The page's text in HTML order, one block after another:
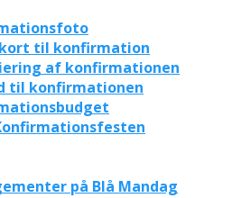
til konfirmation
af konfirmationen
til konfirmationen
på Blå Mandag